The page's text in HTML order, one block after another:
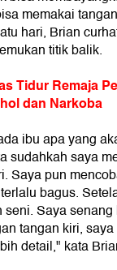
memakai
hari, Brian
titik balik.
Tidur Remaja
dan Narkoba
ibu apa yang
sudahkah saya
Saya pun
bagus.
Saya
tangan kiri,
detail," kata